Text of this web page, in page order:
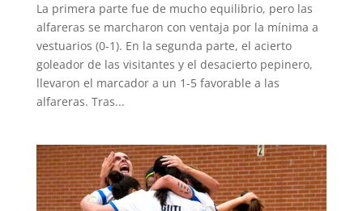
La primera parte fue de mucho equilibrio, pero las
alfareras se marcharon con ventaja por la mínima a
vestuarios (0-1). En la segunda parte, el acierto
goleador de las visitantes y el desacierto pepinero,
llevaron el marcador a un 1-5 favorable a las
alfareras. Tras...